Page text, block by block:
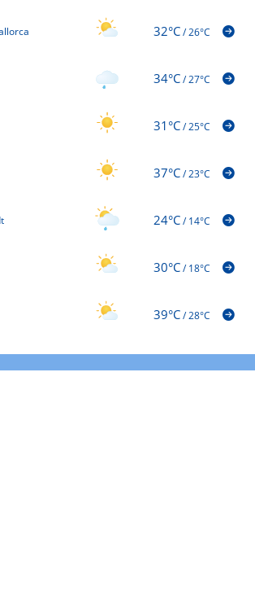
32°C/26°C
34°C/27°C
31°C/25°C
37°C/23°C
24°C/14°C
30°C/18°C
39°C/28°C